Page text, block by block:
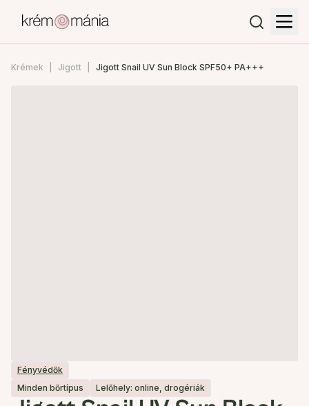
Krémek Jigott Jigott Snail UV Sun Block SPF50+ PA+++
Fényvédők
Minden bőrtípus
Lelőhely: online, drogériák